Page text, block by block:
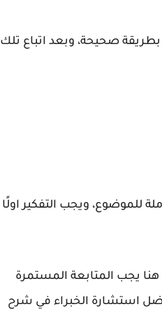
صحيحة، وبعد اتباع تلك
للموضوع، ويجب التفكير اولًا
يجب المتابعة المستمرة
استشارة الخبراء في شرح